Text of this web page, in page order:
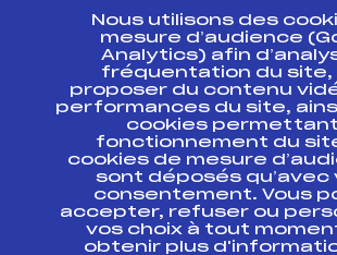
Ressources
Pass’Neige
Projet sportif fédéral
Projet de performance fédéral
Antidopage
Pôle Développement,
Scientifique
Listes ministérielles
Nous utilisons des
mesure d’audience
Analytics) afin
fréquentation du site,
proposer du contenu
performances du site,
cookies
fonctionnement du
cookies de mesure
sont déposés qu’avec
consentement. Vous
accepter, refuser ou
vos choix à tout
obtenir plus